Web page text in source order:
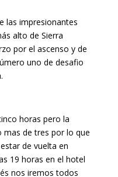
las impresionantes
alto de Sierra
por el ascenso y de
uno de desafio
horas pero la
mas de tres por lo que
de vuelta en
19 horas en el hotel
nos iremos todos